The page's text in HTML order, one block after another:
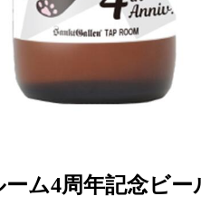
ム4周年記念ビー